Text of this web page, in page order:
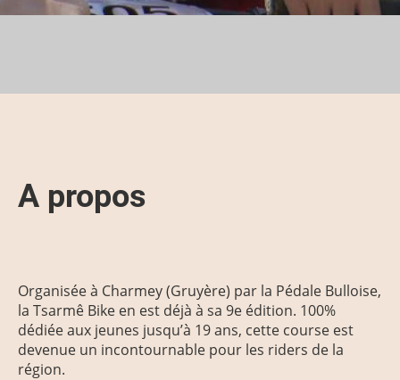
A propos
Organisée à Charmey (Gruyère) par la Pédale Bulloise,
la Tsarmê Bike en est déjà à sa 9e édition. 100%
dédiée aux jeunes jusqu’à 19 ans, cette course est
devenue un incontournable pour les riders de la
région.